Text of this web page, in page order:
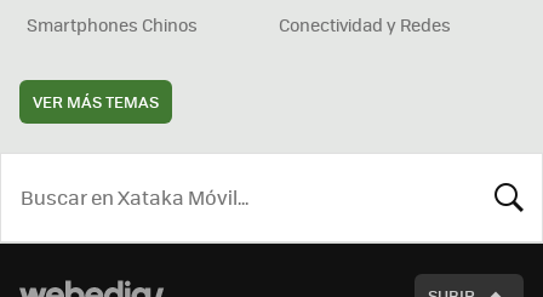
Smartphones Chinos
Conectividad y Redes
VER MÁS TEMAS